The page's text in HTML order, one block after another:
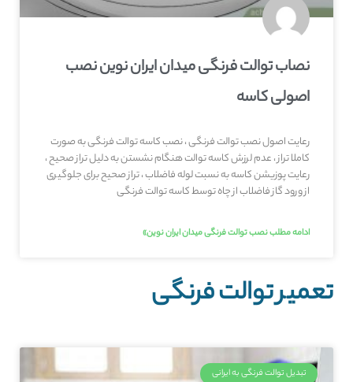
نصاب توالت فرنگی میدان ایران نوین نصب
اصولی کاسه
رعایت اصول نصب توالت فرنگی ، نصب کاسه توالت فرنگی به صورت
کاملا تراز ، عدم لرزش کاسه توالت هنگام نشستن به دلیل تراز صحیح ،
رعایت پوزیشن کاسه به نسبت لوله فاضلاب ، تراز صحیح برای جلوگیری
از ورود گاز فاضلاب از چاه توسط کاسه توالت فرنگی
ادامه مطلب نصب توالت فرنگی میدان ایران نوین»
تعمیر توالت فرنگی
تبدیل توالت فرنگی به ایرانی